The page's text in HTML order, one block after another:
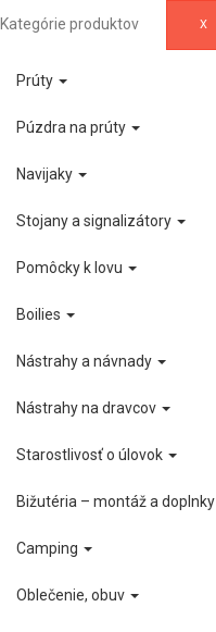
Kategórie produktov X
Prúty
Púzdra na prúty
Navijaky
Stojany a signalizátory
Pomôcky k lovu
Boilies
Nástrahy a návnady
Nástrahy na dravcov
Starostlivosť o úlovok
Bižutéria – montáž a doplnky
Camping
Oblečenie, obuv